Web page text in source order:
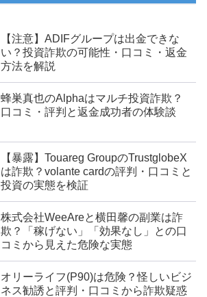
【注意】ADIFグループは出金できな
い？投資詐欺の可能性・口コミ・返金
方法を解説
蜂巣真也のAlphaはマルチ投資詐欺？
口コミ・評判と返金成功者の体験談
【暴露】Touareg GroupのTrustglobeX
は詐欺？volante cardの評判・口コミと
投資の実態を検証
株式会社WeeAreと横田馨の副業は詐
欺？「稼げない」「効果なし」との口
コミから見えた危険な実態
オリーライフ(P90)は危険？怪しいビジ
ネス勧誘と評判・口コミから詐欺疑惑